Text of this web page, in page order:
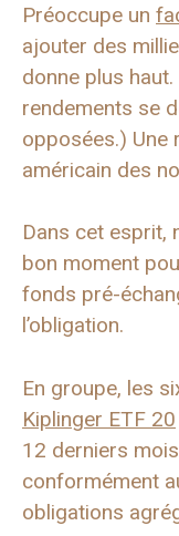
Préoccupe un
ajouter des
donne plus
rendements se
opposées.)
américain des
Dans cet esprit,
bon moment
fonds pré-
l’obligation.
En groupe, les
Kiplinger ETF 20
12 derniers
conformément
obligations